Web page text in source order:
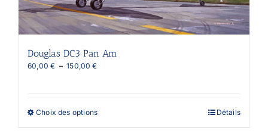
Douglas DC3 Pan Am
60,00€ – 150,00€Plage
Choix des optionsCe
Détails